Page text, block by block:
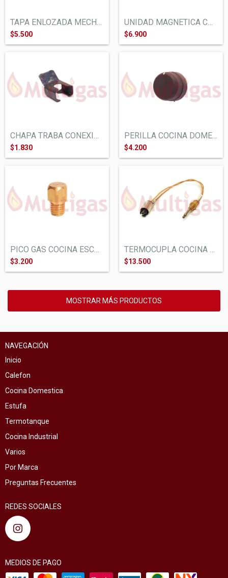
TAPA ENLOZADA MECHERO COCINA ESCORIAL. G...
$5.500
UNIDAD MAGNETICA COCINA/ESTUFA. UM11 COA...
$6.900
CHAPA TRABA CONEXION HORNALLAS COCINA ES...
$1.830
PERILLA COCINA DOMEC PAOLA L/81. MARRON
$4.200
PICO GAS COCINA ESCORIAL SEMILLA. SEMILL...
$3.200
TERMOCUPLA COCINA ESCORIAL. 200MM HORNAL...
$13.500
MOSTRAR MÁS PRODUCTOS
NAVEGACIÓN
Inicio
Calefon
Cocina Domestica
Estufa
Termotanque
Cocina Industrial
Varios
Por Marca
Preguntas Frecuentes
REDES SOCIALES
MEDIOS DE PAGO